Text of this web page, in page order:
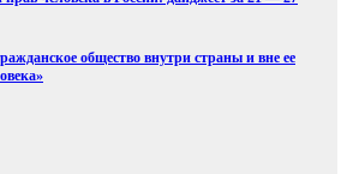
общество внутри страны и вне ее